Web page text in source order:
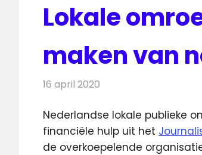
Lokale
maken van
16 april 2020
Nederlandse lokale publieke
financiële hulp uit het
de overkoepelende